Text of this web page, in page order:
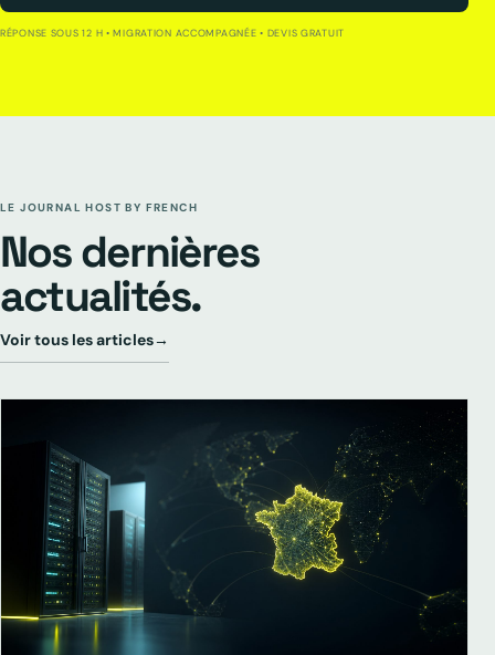
RÉPONSE SOUS 12 H • MIGRATION ACCOMPAGNÉE • DEVIS GRATUIT
LE JOURNAL HOST BY FRENCH
Nos dernières
actualités.
Voir tous les articles→